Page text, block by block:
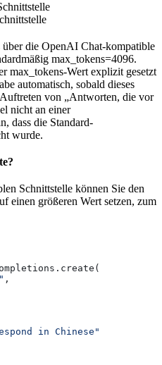
die OpenAI Chat-kompatible
max_tokens=4096.
max_tokens-Wert explizit gesetzt
automatisch, sobald dieses
von „Antworten, die vor
nicht an einer
dass die Standard-
wurde.
Schnittstelle können Sie den
einen größeren Wert setzen, zum
,
in Chinese"